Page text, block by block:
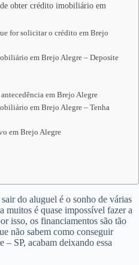
de obter crédito imobiliário em
for solicitar o crédito em Brejo
em Brejo Alegre – Deposite
em Brejo Alegre
em Brejo Alegre – Tenha
em Brejo Alegre
do aluguel é o sonho de várias
é quase impossível fazer a
isso, os financiamentos são tão
não sabem como conseguir
SP, acabam deixando essa